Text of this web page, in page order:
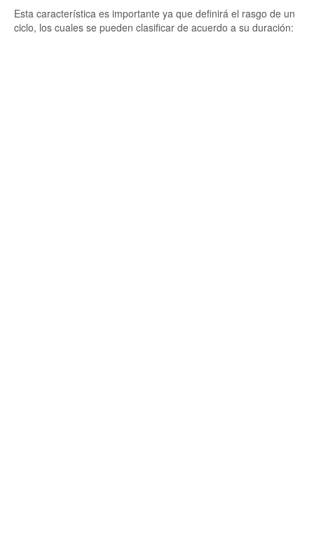
Esta característica es importante ya que definirá el rasgo de un
ciclo, los cuales se pueden clasificar de acuerdo a su duración: